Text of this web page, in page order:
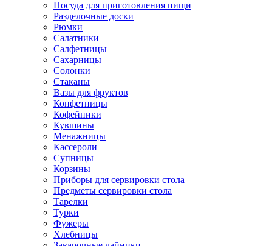
Посуда для приготовления пищи
Разделочные доски
Рюмки
Салатники
Салфетницы
Сахарницы
Солонки
Стаканы
Вазы для фруктов
Конфетницы
Кофейники
Кувшины
Менажницы
Кассероли
Супницы
Корзины
Приборы для сервировки стола
Предметы сервировки стола
Тарелки
Турки
Фужеры
Хлебницы